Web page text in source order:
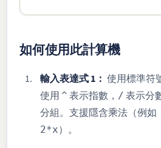
如何使用此計算機
輸入表達式 1： 使用標準符
使用 ^ 表示指數， / 表示分
分組。支援隱含乘法（例如
2*x）。